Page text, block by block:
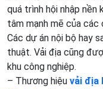
quá trình hội nhập nền
tâm mạnh mẽ của các
Các dự án nội bộ hay
thuật. Vải địa cũng
khu công nghiệp.
– Thương hiệu vải địa